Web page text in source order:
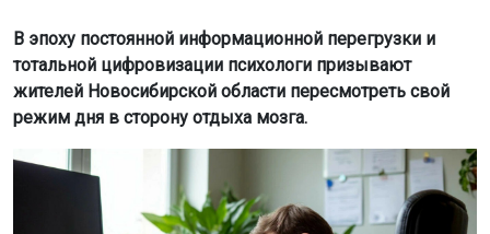
В эпоху постоянной информационной перегрузки и
тотальной цифровизации психологи призывают
жителей Новосибирской области пересмотреть свой
режим дня в сторону отдыха мозга.